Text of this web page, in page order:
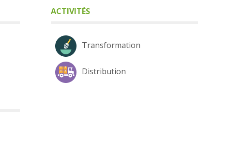
ACTIVITÉS
Transformation
Distribution